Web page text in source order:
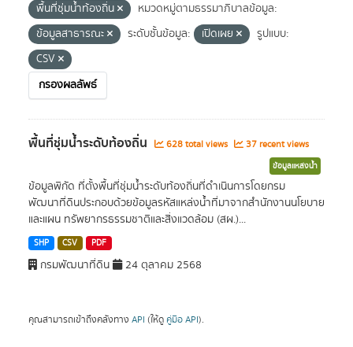
พื้นที่ชุ่มน้ำท้องถิ่น
หมวดหมู่ตามธรรมาภิบาลข้อมูล:
ข้อมูลสาธารณะ
ระดับชั้นข้อมูล: เปิดเผย
รูปแบบ:
CSV
กรองผลลัพธ์
พื้นที่ชุ่มน้ำระดับท้องถิ่น 628 total views 37 recent views
ข้อมูลแหล่งน้ำ
ข้อมูลพิกัด ที่ตั้งพื้นที่ชุ่มน้ำระดับท้องถิ่นที่ดำเนินการโดยกรม
พัฒนาที่ดินประกอบด้วยข้อมูลรหัสแหล่งน้ำที่มาจากสำนักงานนโยบาย
และแผน ทรัพยากรธรรมชาติและสิ่งแวดล้อม (สผ.)...
SHP CSV PDF
กรมพัฒนาที่ดิน 24 ตุลาคม 2568
คุณสามารถเข้าถึงคลังทาง API (ให้ดู คู่มือ API).